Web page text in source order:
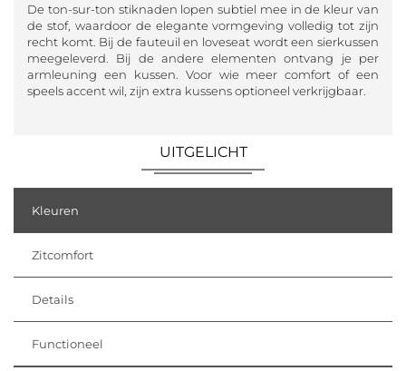
De ton-sur-ton stiknaden lopen subtiel mee in de kleur van
de stof, waardoor de elegante vormgeving volledig tot zijn
recht komt. Bij de fauteuil en loveseat wordt een sierkussen
meegeleverd. Bij de andere elementen ontvang je per
armleuning een kussen. Voor wie meer comfort of een
speels accent wil, zijn extra kussens optioneel verkrijgbaar.
UITGELICHT
Kleuren
Zitcomfort
Details
Functioneel